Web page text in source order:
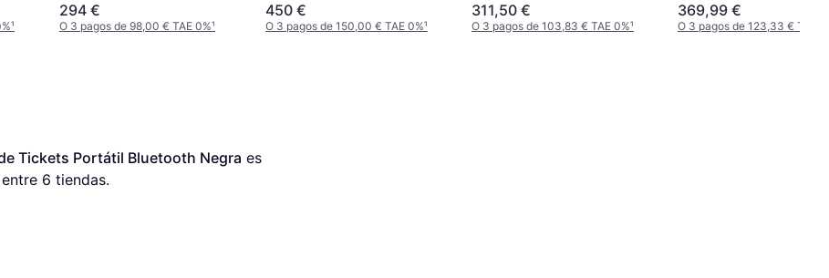
¹
294 €
O 3 pagos de 98,00 € TAE 0%¹
450 €
O 3 pagos de 150,00 € TAE 0%¹
311,50 €
O 3 pagos de 103,83 € TAE 0%¹
369,99 €
O 3 pagos de 123,33 € TAE
Tickets Portátil Bluetooth Negra
6 tiendas.